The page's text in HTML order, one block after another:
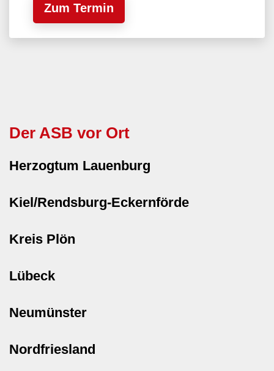
Zum Termin
Der ASB vor Ort
Herzogtum Lauenburg
Kiel/Rendsburg-Eckernförde
Kreis Plön
Lübeck
Neumünster
Nordfriesland